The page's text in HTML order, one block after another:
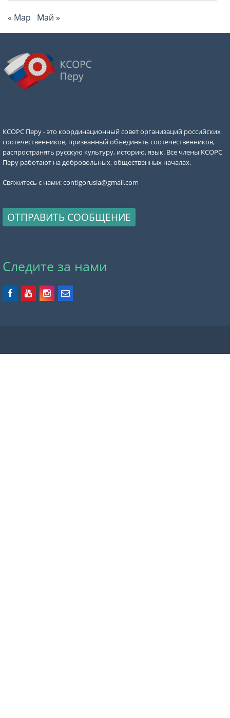
« Мар Май »
КСОРС Перу - это координационный совет организаций российских
соотечественников, призванный объединять соотечественников,
распространять русскую культуру, историю, язык. Все члены КСОРС
Перу работают на добровольных, общественных началах.
Свяжитесь с нами:contigorusia@gmail.com
ОТПРАВИТЬ СООБЩЕНИЕ
Следите за нами